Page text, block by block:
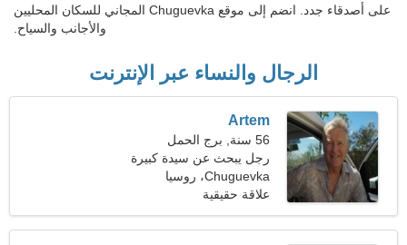
على أصدقاء جدد. انضم إلى موقع Chuguevka المجاني للسكان المحليين
والأجانب والسياح.
الرجال والنساء عبر الإنترنت
Artem
56 سنة, برج الحمل
رجل يبحث عن سيدة كبيرة
Chuguevka، روسيا
علاقة حقيقية